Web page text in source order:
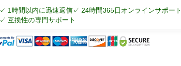
✓ 1時間以内に迅速返信✓ 24時間365日オンラインサポート
✓ 互換性の専門サポート